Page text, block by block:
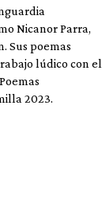
Nicanor Parra,
Sus poemas
lúdico con el
2023.